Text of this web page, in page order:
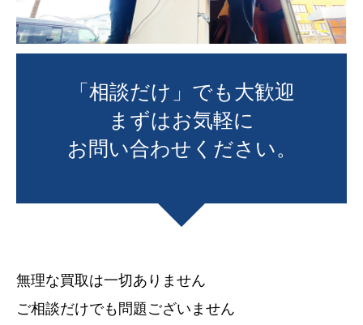
「相談だけ」でも大歓迎
まずはお気軽に
お問い合わせください。
無理な買取は一切ありません
ご相談だけでも問題ございません